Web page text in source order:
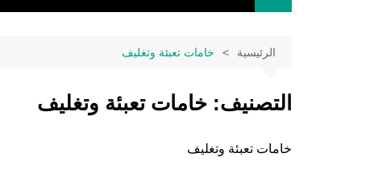
الرئيسية خامات تعبئة وتغليف
التصنيف: خامات تعبئة وتغليف
خامات تعبئة وتغليف